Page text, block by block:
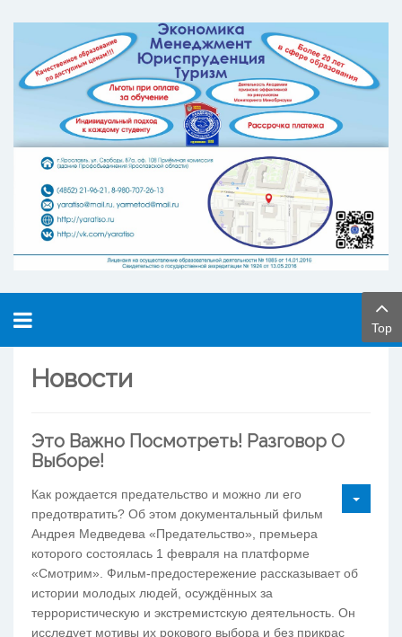
Новости
Это Важно Посмотреть! Разговор О
Выборе!
Как рождается предательство и можно ли его
предотвратить? Об этом документальный фильм
Андрея Медведева «Предательство», премьера
которого состоялась 1 февраля на платформе
«Смотрим». Фильм-предостережение рассказывает об
истории молодых людей, осуждённых за
террористическую и экстремистскую деятельность. Он
исследует мотивы их рокового выбора и без прикрас
Top